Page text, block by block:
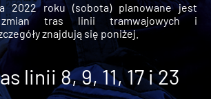
2022 roku (sobota) planowane jest
zmian tras linii tramwajowych i
znajdują się poniżej.
linii 8, 9, 11, 17 i 23